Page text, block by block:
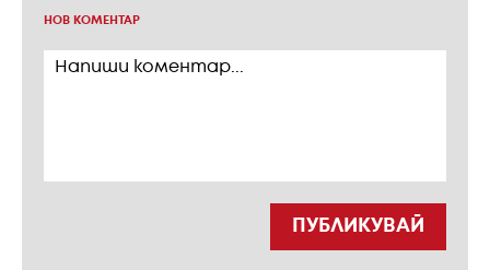
НОВ КОМЕНТАР
ПУБЛИКУВАЙ